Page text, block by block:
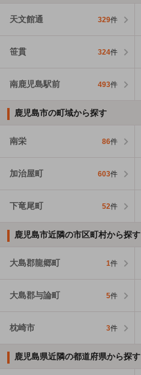
天文館通 329件
笹貫 324件
南鹿児島駅前 493件
鹿児島市の町域から探す
南栄 86件
加治屋町 603件
下竜尾町 52件
鹿児島市近隣の市区町村から探す
大島郡龍郷町 1件
大島郡与論町 5件
枕崎市 3件
鹿児島県近隣の都道府県から探す